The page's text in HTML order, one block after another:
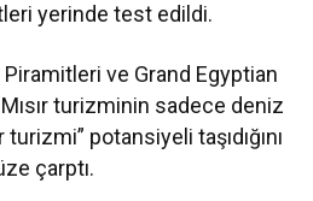
yerinde test edildi.
Piramitleri ve Grand Egyptian
turizminin sadece deniz
potansiyeli taşıdığını
çarptı.